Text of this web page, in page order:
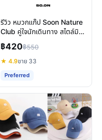
รีวิว หมวกแก๊ป Soon Nature
Club คู่ใจนักเดินทาง สไตล์มินิ
มอล ใส่สบายทุกกิจกรรม
฿420฿550
★ 4.9ขาย 33
Preferred